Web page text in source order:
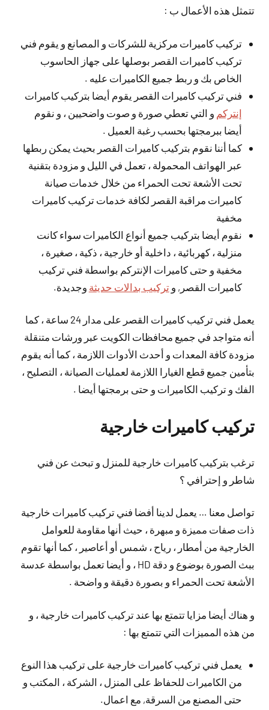
تتمثل هذه الأعمال ب :
تركيب كاميرات مركزية للشركات و المصانع و يقوم فني
تركيب كاميرات القصر بوصلها على جهاز الحاسوب
الخاص بك و ربط جميع الكاميرات عليه .
فني تركيب كاميرات القصر يقوم أيضا بتركيب كاميرات
إنتركم و التي تعطي صورة و صوت واضحيين ، و نقوم
أيضا ببرمجتها بحسب رغبة العميل .
كما أننا نقوم بتركيب كاميرات القصر بحيث يمكن ربطها
عبر الهواتف المحمولة ، تعمل في الليل و مزودة بتقنية
تحت الأشعة تحت الحمراء من خلال خدمات صيانة
كاميرات مراقبة القصر لكافة خدمات تركيب كاميرات
مخفية
نقوم أيضا بتركيب جميع أنواع الكاميرات سواء كانت
منزلية ، كهربائية ، داخلية أو خارجية ، ذكية ، صغيرة ،
مخفية و حتى كاميرات الإنتركم بواسطة فني تركيب
كاميرات القصر, وتركيب بدالات حديثة وجديدة.
يعمل فني تركيب كاميرات القصر على مدار 24 ساعة ، كما
أنه متواجد في جميع محافظات الكويت عبر ورشات متنقلة
مزودة كافة المعدات و أحدث الأدوات اللازمة ، كما أنه يقوم
بتأمين جميع قطع الغيارا اللازمة لعمليات الصيانة ، التصليح ،
الفك و تركيب الكاميرات و حتى برمجتها أيضا .
تركيب كاميرات خارجية
ترغب بتركيب كاميرات خارجية للمنزل و تبحث عن فني
شاطر و إحترافي ؟
تواصل معنا … يعمل لدينا أفضا فني تركيب كاميرات خارجية
ذات صفات مميزة و مبهرة ، حيث أنها مقاومة للعوامل
الخارجية من أمطار ، رياح ، شمس أو أعاصير ، كما أنها تقوم
ببث الصورة بوضوع و دقة HD ، و أيضا تعمل بواسطة عدسة
الأشعة تحت الحمراء و بصورة دقيقة و واضحة .
و هناك أيضا مزايا تتمتع بها عند تركيب كاميرات خارجية ، و
من هذه المميزات التي تتمتع بها :
يعمل فني تركيب كاميرات خارجية على تركيب هذا النوع
من الكاميرات للحفاظ على المنزل ، الشركة ، المكتب و
حتى المصنع من السرقة, مع اعمال.